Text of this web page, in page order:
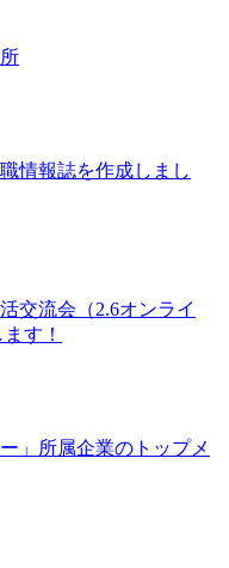
情報誌を作成しまし
交流会（2.6オンライ
す！
」所属企業のトップメ